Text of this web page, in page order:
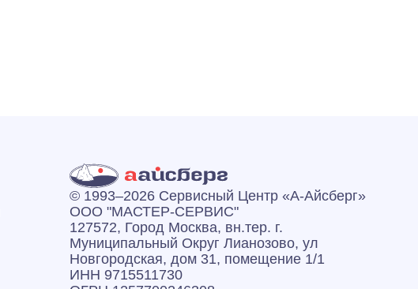
© 1993–2026 Сервисный Центр «А‑Айсберг»
ООО "МАСТЕР-СЕРВИС"
127572, Город Москва, вн.тер. г.
Муниципальный Округ Лианозово, ул
Новгородская, дом 31, помещение 1/1
ИНН 9715511730